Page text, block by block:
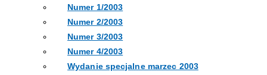
Numer 1/2003
Numer 2/2003
Numer 3/2003
Numer 4/2003
Wydanie specjalne marzec 2003